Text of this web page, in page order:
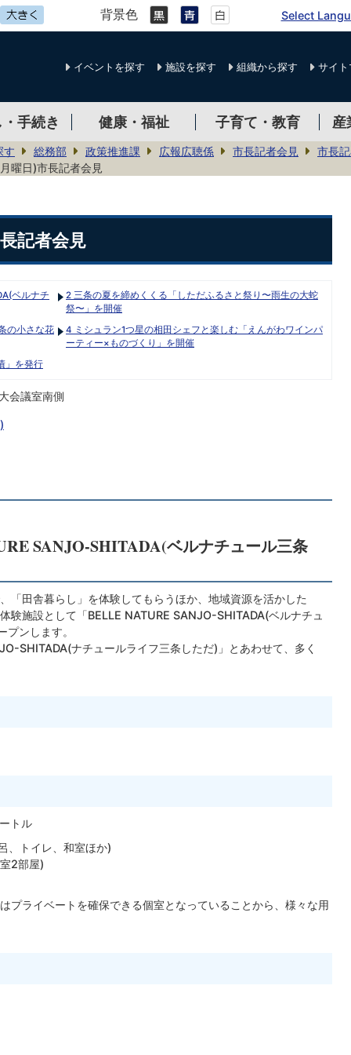
背景色 Select
イベントを探す 施設を探す 組織から探す サイ
手続き 健康・福祉 子育て・教育 産
す 総務部 政策推進課 広報広聴係 市長記者会見
市長
曜日)市長記者会見
記者会見
ベルナチ
2 三条の夏を締めくくる「しただふるさと祭り〜雨生の大蛇
祭〜」を開催
の小さな花
4 ミシュラン1つ星の相田シェフと楽しむ「えんがわワインパ
ーティー×ものづくり」を開催
」を発行
会議室南側
SANJO-SHITADA(ベルナチュール三条
「田舎暮らし」を体験してもらうほか、地域資源を活かした
験施設として「BELLE NATURE SANJO-SHITADA(ベルナチュ
ンします。
SHITADA(ナチュールライフ三条しただ)」とあわせて、多く
トル
、トイレ、和室ほか)
2部屋)
プライベートを確保できる個室となっていることから、様々な用